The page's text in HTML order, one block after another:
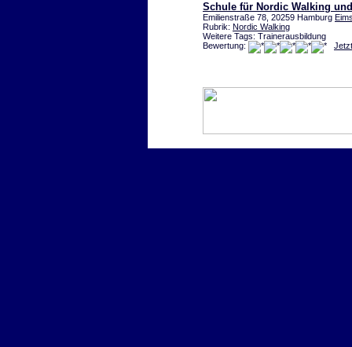
Schule für Nordic Walking
Emilienstraße 78, 20259 Hamburg
Rubrik: Nordic Walking
Weitere Tags: Trainerausbildung
Bewertung: